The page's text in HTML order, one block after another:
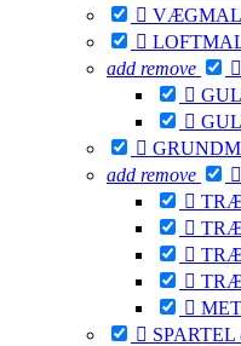


add remove 



add remove 





